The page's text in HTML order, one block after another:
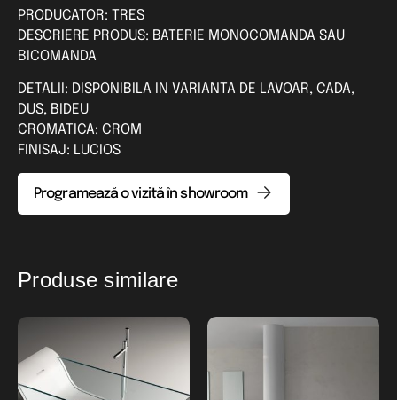
PRODUCATOR: TRES
DESCRIERE PRODUS: BATERIE MONOCOMANDA SAU
BICOMANDA
DETALII: DISPONIBILA IN VARIANTA DE LAVOAR, CADA,
DUS, BIDEU
CROMATICA: CROM
FINISAJ: LUCIOS
Programează o vizită în showroom
Produse similare